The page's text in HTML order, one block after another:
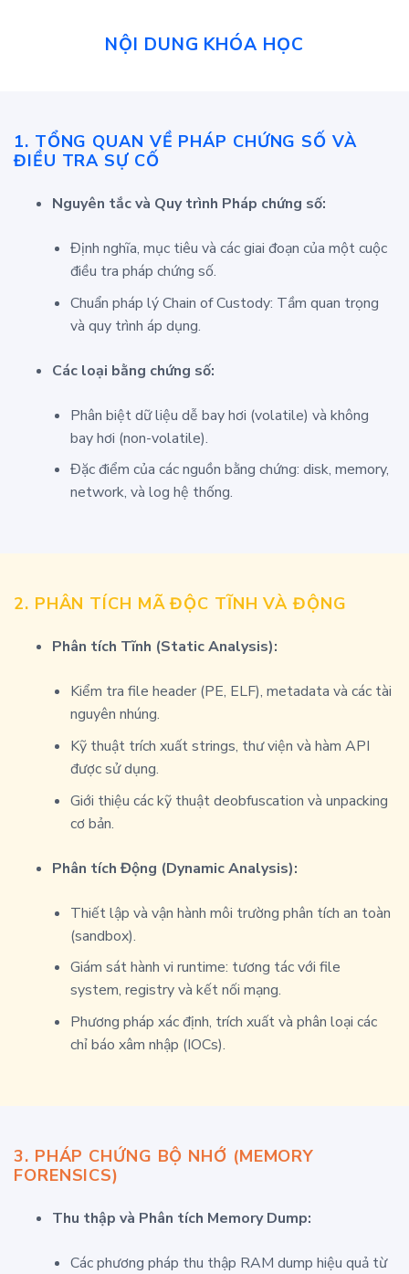
NỘI DUNG KHÓA HỌC
1. TỔNG QUAN VỀ PHÁP CHỨNG SỐ VÀ
ĐIỀU TRA SỰ CỐ
Nguyên tắc và Quy trình Pháp chứng số:
Định nghĩa, mục tiêu và các giai đoạn của một cuộc
điều tra pháp chứng số.
Chuẩn pháp lý Chain of Custody: Tầm quan trọng
và quy trình áp dụng.
Các loại bằng chứng số:
Phân biệt dữ liệu dễ bay hơi (volatile) và không
bay hơi (non-volatile).
Đặc điểm của các nguồn bằng chứng: disk, memory,
network, và log hệ thống.
2. PHÂN TÍCH MÃ ĐỘC TĨNH VÀ ĐỘNG
Phân tích Tĩnh (Static Analysis):
Kiểm tra file header (PE, ELF), metadata và các tài
nguyên nhúng.
Kỹ thuật trích xuất strings, thư viện và hàm API
được sử dụng.
Giới thiệu các kỹ thuật deobfuscation và unpacking
cơ bản.
Phân tích Động (Dynamic Analysis):
Thiết lập và vận hành môi trường phân tích an toàn
(sandbox).
Giám sát hành vi runtime: tương tác với file
system, registry và kết nối mạng.
Phương pháp xác định, trích xuất và phân loại các
chỉ báo xâm nhập (IOCs).
3. PHÁP CHỨNG BỘ NHỚ (MEMORY
FORENSICS)
Thu thập và Phân tích Memory Dump:
Các phương pháp thu thập RAM dump hiệu quả từ